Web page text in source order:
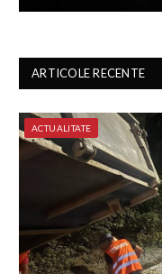
ARTICOLE RECENTE
ACTUALITATE